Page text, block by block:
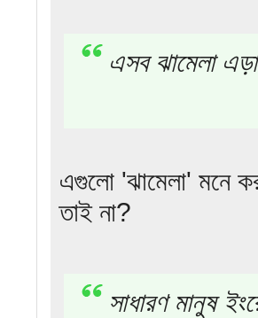
এসব ঝামেলা
এগুলো 'ঝামেলা' মনে
তাই না?
সাধারণ মানুষ